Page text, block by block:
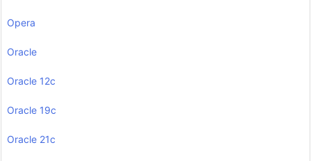
Opera
Oracle
Oracle 12c
Oracle 19c
Oracle 21c